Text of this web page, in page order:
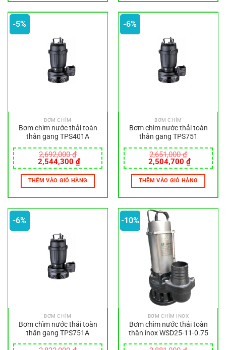
-5%
BƠM CHÌM
Bơm chìm nước thải toàn
thân gang TPS401A
2,692,000₫
Giá
gốc
là:
2,692,000 ₫.
2,544,300 ₫Giá
hiện
tại
là:
2,544,300 ₫.
THÊM VÀO GIỎ HÀNG
-6%
BƠM CHÌM
Bơm chìm nước thải toàn
thân gang TPS751
2,651,000₫
Giá
gốc
là:
2,651,000 ₫.
2,504,700 ₫Giá
hiện
tại
là:
THÊM VÀO GIỎ HÀNG
-6%
BƠM CHÌM
Bơm chìm nước thải toàn
thân gang TPS751A
-10%
BƠM CHÌM INOX
Bơm chìm nước thải toàn
thân inox WSD25-11-0.75